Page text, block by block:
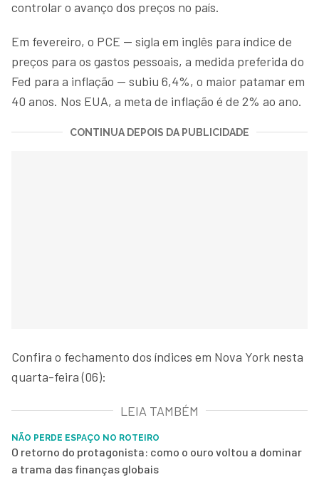
controlar o avanço dos preços no país.
Em fevereiro, o PCE — sigla em inglês para índice de
preços para os gastos pessoais, a medida preferida do
Fed para a inflação — subiu 6,4%, o maior patamar em
40 anos. Nos EUA, a meta de inflação é de 2% ao ano.
CONTINUA DEPOIS DA PUBLICIDADE
Confira o fechamento dos índices em Nova York nesta
quarta-feira (06):
LEIA TAMBÉM
NÃO PERDE ESPAÇO NO ROTEIRO
O retorno do protagonista: como o ouro voltou a dominar
a trama das finanças globais